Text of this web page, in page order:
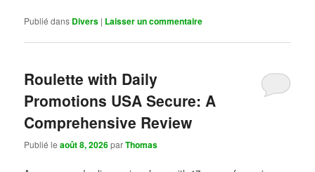
Publié dans Divers | Laisser un commentaire
Roulette with Daily
Promotions USA Secure: A
Comprehensive Review
Publié leaoût 8, 2026parThomas